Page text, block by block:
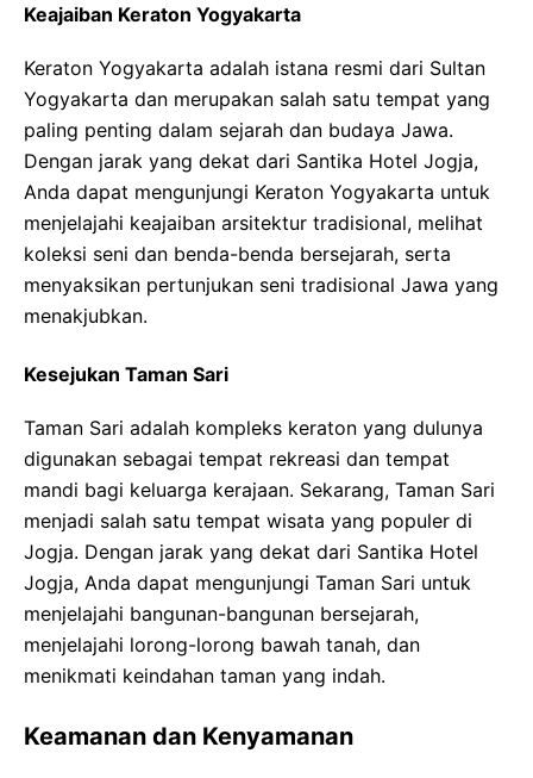
Keajaiban Keraton Yogyakarta
Keraton Yogyakarta adalah istana resmi dari Sultan
Yogyakarta dan merupakan salah satu tempat yang
paling penting dalam sejarah dan budaya Jawa.
Dengan jarak yang dekat dari Santika Hotel Jogja,
Anda dapat mengunjungi Keraton Yogyakarta untuk
menjelajahi keajaiban arsitektur tradisional, melihat
koleksi seni dan benda-benda bersejarah, serta
menyaksikan pertunjukan seni tradisional Jawa yang
menakjubkan.
Kesejukan Taman Sari
Taman Sari adalah kompleks keraton yang dulunya
digunakan sebagai tempat rekreasi dan tempat
mandi bagi keluarga kerajaan. Sekarang, Taman Sari
menjadi salah satu tempat wisata yang populer di
Jogja. Dengan jarak yang dekat dari Santika Hotel
Jogja, Anda dapat mengunjungi Taman Sari untuk
menjelajahi bangunan-bangunan bersejarah,
menjelajahi lorong-lorong bawah tanah, dan
menikmati keindahan taman yang indah.
Keamanan dan Kenyamanan